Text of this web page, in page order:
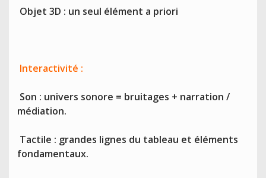
Objet 3D : un seul élément a priori
Interactivité :
Son : univers sonore = bruitages + narration /
médiation.
Tactile : grandes lignes du tableau et éléments
fondamentaux.